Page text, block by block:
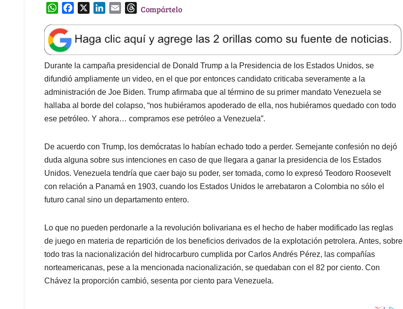
W
a
t
s
A
p
p
e
b
o
o
k
k
e
d
I
n
l
T
e
a
d
s
Compártelo
Durante la campaña presidencial de Donald Trump a la Presidencia de los Estados Unidos, se
difundió ampliamente un video, en el que por entonces candidato criticaba severamente a la
administración de Joe Biden. Trump afirmaba que al término de su primer mandato Venezuela se
hallaba al borde del colapso, “nos hubiéramos apoderado de ella, nos hubiéramos quedado con todo
ese petróleo. Y ahora… compramos ese petróleo a Venezuela”.
De acuerdo con Trump, los demócratas lo habían echado todo a perder. Semejante confesión no dejó
duda alguna sobre sus intenciones en caso de que llegara a ganar la presidencia de los Estados
Unidos. Venezuela tendría que caer bajo su poder, ser tomada, como lo expresó Teodoro Roosevelt
con relación a Panamá en 1903, cuando los Estados Unidos le arrebataron a Colombia no sólo el
futuro canal sino un departamento entero.
Lo que no pueden perdonarle a la revolución bolivariana es el hecho de haber modificado las reglas
de juego en materia de repartición de los beneficios derivados de la explotación petrolera. Antes, sobre
todo tras la nacionalización del hidrocarburo cumplida por Carlos Andrés Pérez, las compañías
norteamericanas, pese a la mencionada nacionalización, se quedaban con el 82 por ciento. Con
Chávez la proporción cambió, sesenta por ciento para Venezuela.